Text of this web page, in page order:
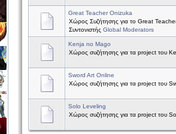
Great Teacher Onizuka
Χώρος Συζήτησης για το Great
Συντονιστής Global Moderators
Kenja no Mago
Χώρος συζήτησης για τα project του
Sword Art Online
Χώρος συζήτησης για τα project του
Solo Leveling
Χώρος συζήτησης για τα project του